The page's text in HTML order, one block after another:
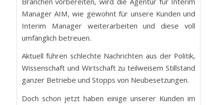
Manager AIM, wie gewohnt für unsere Kunden und
Interim Manager weiterarbeiten und diese voll
umfänglich betreuen.
Aktuell führen schlechte Nachrichten aus der Politik,
Wissenschaft und Wirtschaft zu teilweisem Stillstand
ganzer Betriebe und Stopps von Neubesetzungen.
Doch schon jetzt haben einige unserer Kunden im